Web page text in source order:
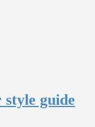
style guide